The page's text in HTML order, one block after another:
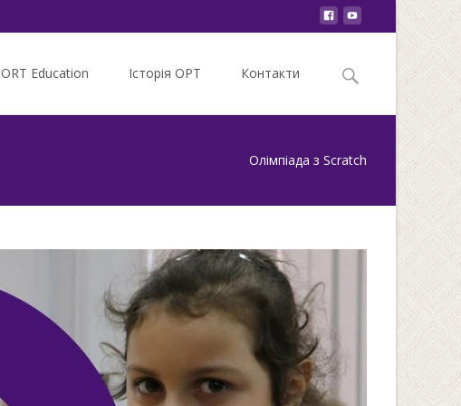
ORT Education Історія ОРТ Контакти
Search
Олімпіада з Scratch